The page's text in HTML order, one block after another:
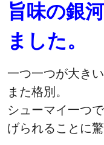
旨味の銀
ました。
一つ一つが大き
また格別。
シューマイ一つ
げられることに